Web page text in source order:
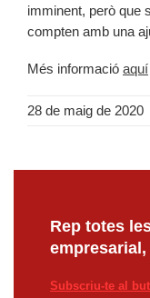
imminent, però que
compten amb una
Més informació aquí
28 de maig de 2020
Rep totes
Subscriu-te al